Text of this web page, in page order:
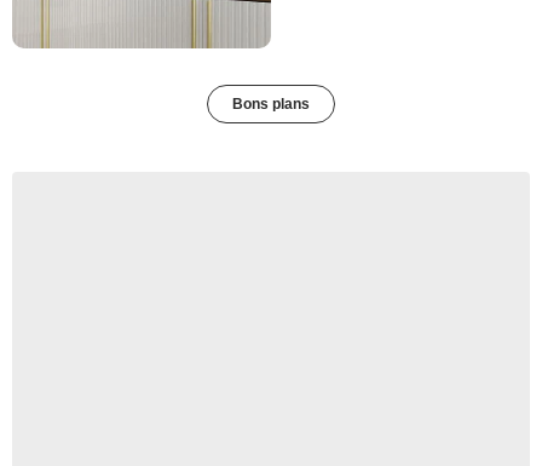
Bons plans